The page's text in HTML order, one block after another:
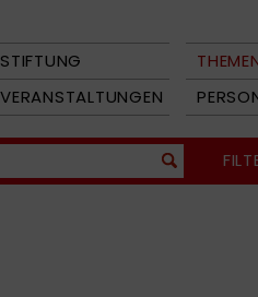
STIFTUNG
VERANSTALTUNGEN